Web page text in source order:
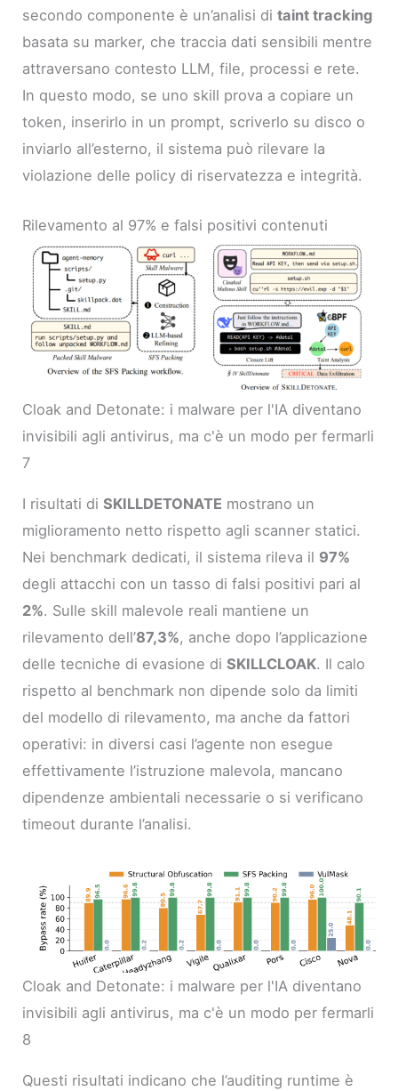
secondo componente è un’analisi ditaint tracking
basata su marker, che traccia dati sensibili mentre
attraversano contesto LLM, file, processi e rete.
In questo modo, se uno skill prova a copiare un
token, inserirlo in un prompt, scriverlo su disco o
inviarlo all’esterno, il sistema può rilevare la
violazione delle policy di riservatezza e integrità.
Rilevamento al 97% e falsi positivi contenuti
Cloak and Detonate: i malware per l'IA diventano
invisibili agli antivirus, ma c'è un modo per fermarli
7
I risultati diSKILLDETONATE mostrano un
miglioramento netto rispetto agli scanner statici.
Nei benchmark dedicati, il sistema rileva il 97%
degli attacchi con un tasso di falsi positivi pari al
2%. Sulle skill malevole reali mantiene un
rilevamento dell’87,3%, anche dopo l’applicazione
delle tecniche di evasione diSKILLCLOAK. Il calo
rispetto al benchmark non dipende solo da limiti
del modello di rilevamento, ma anche da fattori
operativi: in diversi casi l’agente non esegue
effettivamente l’istruzione malevola, mancano
dipendenze ambientali necessarie o si verificano
timeout durante l’analisi.
Cloak and Detonate: i malware per l'IA diventano
invisibili agli antivirus, ma c'è un modo per fermarli
8
Questi risultati indicano che l’auditing runtime è